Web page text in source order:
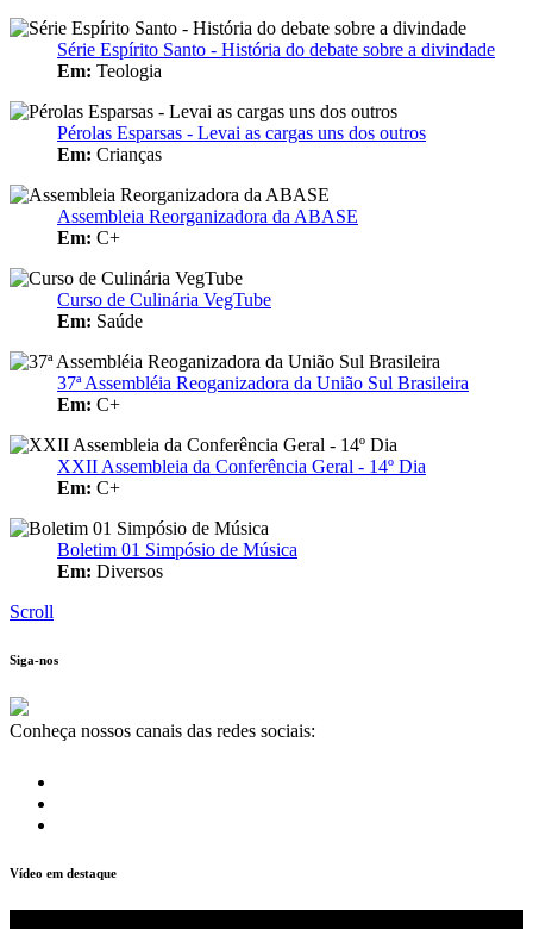
Série Espírito Santo - História do debate sobre a divindade
Em: Teologia
Pérolas Esparsas - Levai as cargas uns dos outros
Em: Crianças
Assembleia Reorganizadora da ABASE
Em: C+
Curso de Culinária VegTube
Em: Saúde
37ª Assembléia Reoganizadora da União Sul Brasileira
Em: C+
XXII Assembleia da Conferência Geral - 14º Dia
Em: C+
Boletim 01 Simpósio de Música
Em: Diversos
Scroll
Siga-nos
Conheça nossos canais das redes sociais:
Vídeo em destaque